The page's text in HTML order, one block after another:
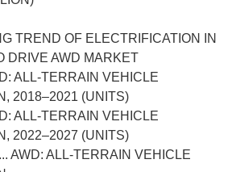
OF ELECTRIFICATION IN
DRIVE AWD MARKET
ALL-TERRAIN VEHICLE
2018–2021 (UNITS)
ALL-TERRAIN VEHICLE
2022–2027 (UNITS)
AWD: ALL-TERRAIN VEHICLE